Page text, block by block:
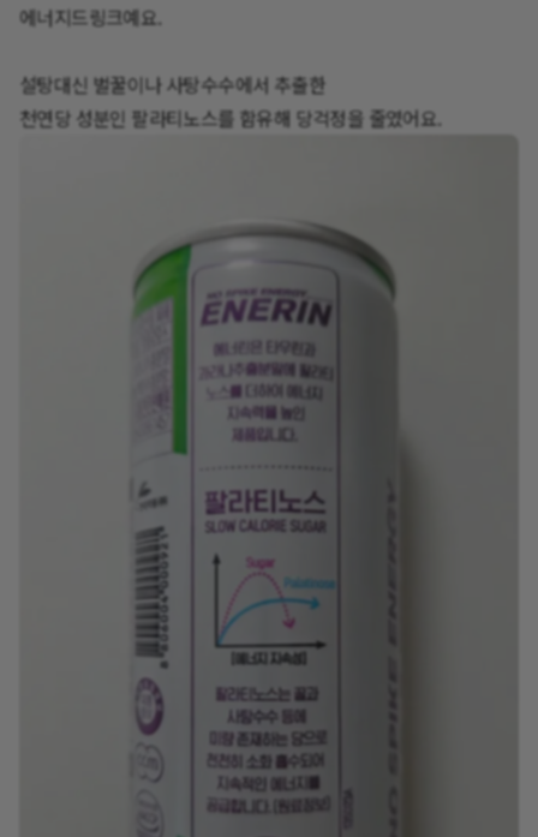
에너지드링크예요.
설탕대신 벌꿀이나 사탕수수에서 추출한
천연당 성분인 팔라티노스를 함유해 당걱정을 줄였어요.